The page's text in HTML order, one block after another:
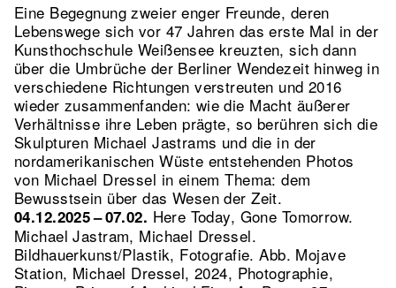
Eine Begegnung zweier enger Freunde, deren
Lebenswege sich vor 47 Jahren das erste Mal in der
Kunsthochschule Weißensee kreuzten, sich dann
über die Umbrüche der Berliner Wendezeit hinweg in
verschiedene Richtungen verstreuten und 2016
wieder zusammenfanden: wie die Macht äußerer
Verhältnisse ihre Leben prägte, so berühren sich die
Skulpturen Michael Jastrams und die in der
nordamerikanischen Wüste entstehenden Photos
von Michael Dressel in einem Thema: dem
Bewusstsein über das Wesen der Zeit.
04.12.2025 – 07.02. Here Today, Gone Tomorrow.
Michael Jastram, Michael Dressel.
Bildhauerkunst/Plastik, Fotografie.Abb. Mojave
Station, Michael Dressel, 2024, Photographie,